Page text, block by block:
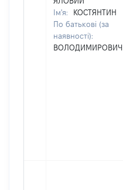
Ім'я:
КОСТЯНТИН
По батькові (за
наявності):
ВОЛОДИМИРОВИЧ